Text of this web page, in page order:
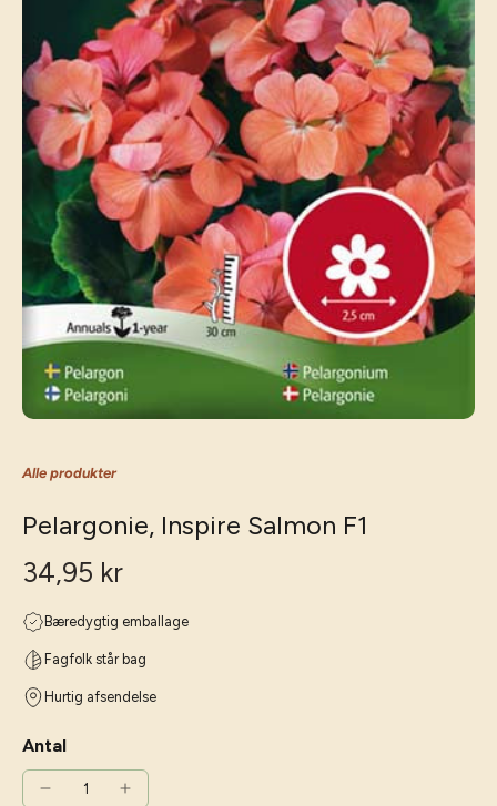
Alle produkter
Pelargonie, Inspire Salmon F1
34,95 kr
Bæredygtig emballage
Fagfolk står bag
Hurtig afsendelse
Antal